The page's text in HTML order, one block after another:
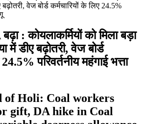
वेज बोर्ड कर्मचारियों के लिए 24.5%
: कोयलाकर्मियों को मिला बड़ा
में डीए बढ़ोतरी, वेज बोर्ड
परिवर्तनीय महंगाई भत्ता
of Holi: Coal workers
gift, DA hike in Coal